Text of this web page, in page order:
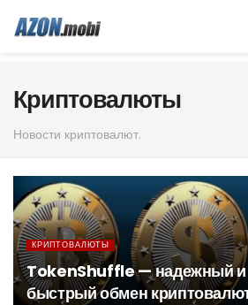
Криптовалюты
Новости криптовалют.
КРИПТОВАЛЮТЫ
TokenShuffle — надежный и
быстрый обмен